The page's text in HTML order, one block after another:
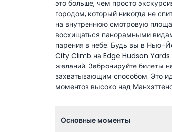
это больше, чем просто
городом, который никогда не
на внутреннюю смотровую
восхищаться панорамными
парения в небе. Будь вы в Нью-
City Climb на Edge Hudson Yards
желаний. Забронируйте билеты
захватывающим способом. Это
моментов высоко над
Основные моменты